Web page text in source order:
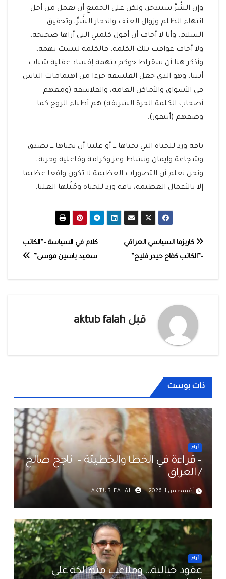
وإن الشَّرَّ سيندحر، ولكن على الجميع أن يعمل من أجل
انتهاء الظلم وزوال العنف واندحار الشَّرِّ، وتحقيق
السلام، وأنا لا أخاف أن أقول كلمتي التي أراها صحيحة،
ولا أخاف عواقب تلك الكلمة، فالكلمة ليست تهمة،
وأذكر هنا أن سقراط حوكم بتهمة إفساد عقلية شباب
أثينا، وهو الذي جعل الفلسفة جزءا من اهتمامات الناس
في الأسواق والأماكن العامة، والفلاسفة (ومعهم
أصحاب الكلمة الحرة الشريفة) هم أطباء الروح كما
وصفهم (أبيقور).
باقة ورد للحياة التي نحياها ـــ أو علينا أن نحياها ـــ بصدق
وشجاعة وإيمان ونشاط وعز وكرامة وفاعلية وحرية،
ونحن نعلم أن التصورات العظيمة لا تكون واقعا عظيما
إلا بالأعمال العظيمة، باقة ورد للحياة ومُثُلها العليا.
تصفّح
كلام في السياسة –”الكاتب
سعيد ياسين موسى”
كاريزما السياسي العراقي
–”الكاتب كفاح حيدر فليح”
قبلaktub falah
ذات بوست
أراء
– قراءة في الخطأ والخطيئة – ناجح صالح
/ العراق
أغسطس 1, 2026 AKTUB FALAH
أراء
عقود خيالية… وملاعب متهالكة علي